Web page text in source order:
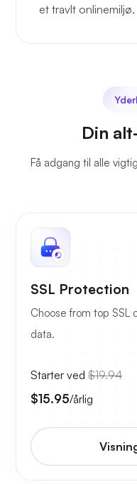
et travlt onlinemiljø.
Din
Få adgang til alle
SSL Protection
Choose from top SSL
data.
Starter ved $19.94
$15.95/årlig